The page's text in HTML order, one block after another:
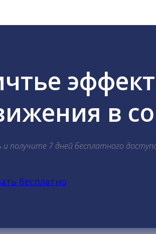
в
и получите 7 дней бесплатного
бесплатно